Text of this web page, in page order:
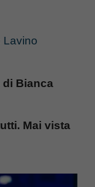
Lavino
Bianca
Mai vista